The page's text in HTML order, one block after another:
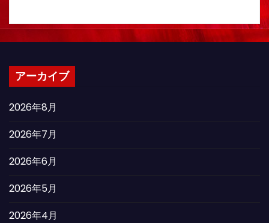
アーカイブ
2026年8月
2026年7月
2026年6月
2026年5月
2026年4月